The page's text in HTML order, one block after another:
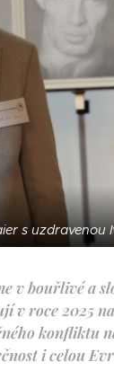
s uzdravenou
v bouřlivé a
v roce 2025
konfliktu
i celou